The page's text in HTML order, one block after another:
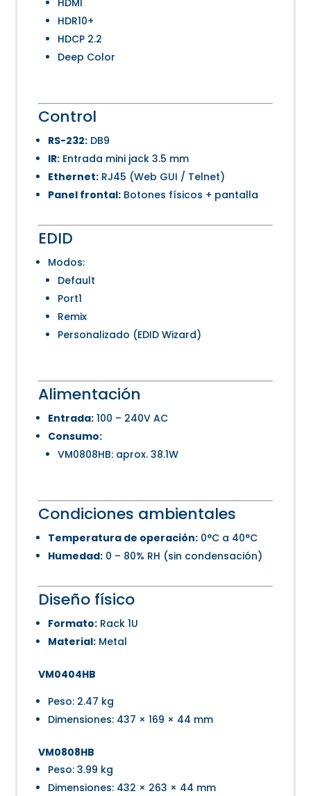
HDMI
HDR10+
HDCP 2.2
Deep Color
Control
RS-232: DB9
IR: Entrada mini jack 3.5 mm
Ethernet: RJ45 (Web GUI / Telnet)
Panel frontal: Botones físicos + pantalla
EDID
Modos:
Default
Port1
Remix
Personalizado (EDID Wizard)
Alimentación
Entrada: 100 – 240V AC
Consumo:
VM0808HB: aprox. 38.1W
Condiciones ambientales
Temperatura de operación: 0°C a 40°C
Humedad: 0 – 80% RH (sin condensación)
Diseño físico
Formato: Rack 1U
Material: Metal
VM0404HB
Peso: 2.47 kg
Dimensiones: 437 × 169 × 44 mm
VM0808HB
Peso: 3.99 kg
Dimensiones: 432 × 263 × 44 mm